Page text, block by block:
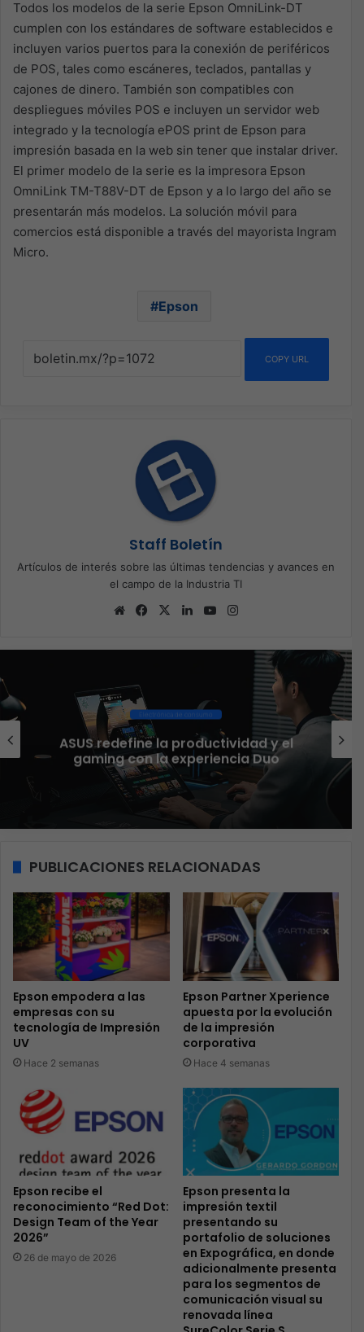
Todos los modelos de la serie Epson OmniLink-DT
cumplen con los estándares de software establecidos e
incluyen varios puertos para la conexión de periféricos
de POS, tales como escáneres, teclados, pantallas y
cajones de dinero. También son compatibles con
despliegues móviles POS e incluyen un servidor web
integrado y la tecnología ePOS print de Epson para
impresión basada en la web sin tener que instalar driver.
El primer modelo de la serie es la impresora Epson
OmniLink TM-T88V-DT de Epson y a lo largo del año se
presentarán más modelos. La solución móvil para
comercios está disponible a través del mayorista Ingram
Micro.
Epson
COPY URL
Staff Boletín
Artículos de interés sobre las últimas tendencias y avances en
el campo de la Industria TI
Sitio
Facebook
X LinkedInYouTube
Ciberseguridad
El 73% de las empresas en LATAM
aseguran que el phishing sigue
funcionando
PUBLICACIONES RELACIONADAS
Epson empodera a las
empresas con su
tecnología de Impresión
UV
Hace 2 semanas
Epson Partner Xperience
apuesta por la evolución
de la impresión
corporativa
Hace 4 semanas
Epson recibe el
reconocimiento ​“Red Dot:
Design Team of the Year
2026”
26 de mayo de 2026
Epson presenta la
impresión textil
presentando su
portafolio de soluciones
en Expográfica, en donde
adicionalmente presenta
para los segmentos de
comunicación visual su
renovada línea